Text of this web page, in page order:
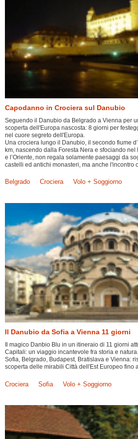
Capodanno in Crociera sul Danubio
Seguendo il Danubio da Belgrado a Vienna per
scoperta dell'Europa nascosta: 8 giorni per
nel cuore segreto dell'Europa.
Una crociera lungo il Danubio, il secondo fiume
km, nascendo dalla Foresta Nera e sfociando nel
e l’Oriente, non regala solamente paesaggi da
castelli ed antichi monasteri, ma anche l'incontro
Belgrado Crociera Volo + Soggiorno
Il Danubio da Sofia a Vienna 11 giorni
Il magico Danbio Blu in un itineraio di 11 giorni
Capitali: un viaggio incantevole fra storia e natura.
Sofia, Belgrado, Budapest, Bratislava e Vienna:
scoperta delle mirabili Città dell'Est Europeo fino
Crociera Sofia Volo + Soggiorno